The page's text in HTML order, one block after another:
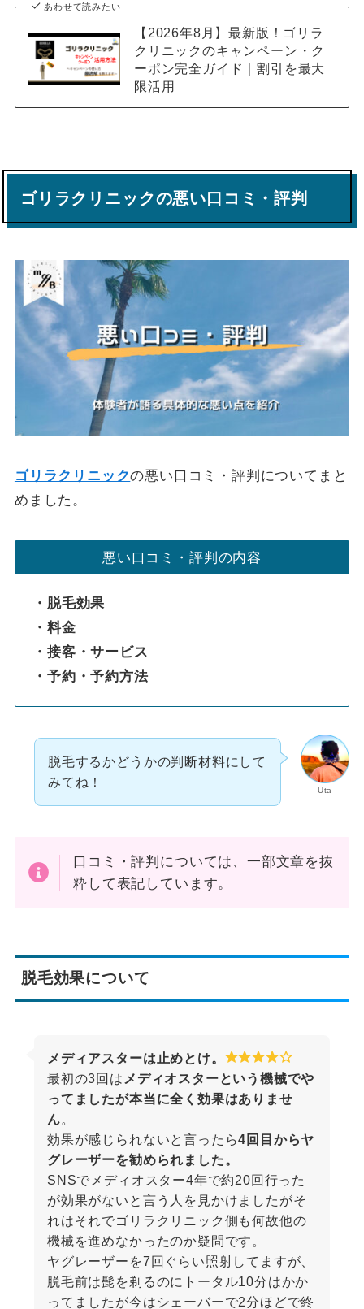
あわせて読みたい
【2026年8月】最新版！ゴリラ
クリニックのキャンペーン・ク
ーポン完全ガイド｜割引を最大
限活用
ゴリラクリニックの悪い口コミ・評判
ゴリラクリニックの悪い口コミ・評判についてまと
めました。
悪い口コミ・評判の内容
・脱毛効果
・料金
・接客・サービス
・予約・予約方法
Uta
脱毛するかどうかの判断材料にして
みてね！
口コミ・評判については、一部文章を抜
粋して表記しています。
脱毛効果について
メディアスターは止めとけ。
最初の3回は メディオスターという機械でや
ってましたが本当に全く効果はありませ
ん。
効果が感じられないと言ったら4回目からヤ
グレーザーを勧められました。
SNSでメディオスター4年で約20回行った
が効果がないと言う人を見かけましたがそ
れはそれでゴリラクリニック側も何故他の
機械を進めなかったのか疑問です。
ヤグレーザーを7回ぐらい照射してますが、
脱毛前は髭を剃るのにトータル10分はかか
ってましたが今はシェーバーで2分ほどで終